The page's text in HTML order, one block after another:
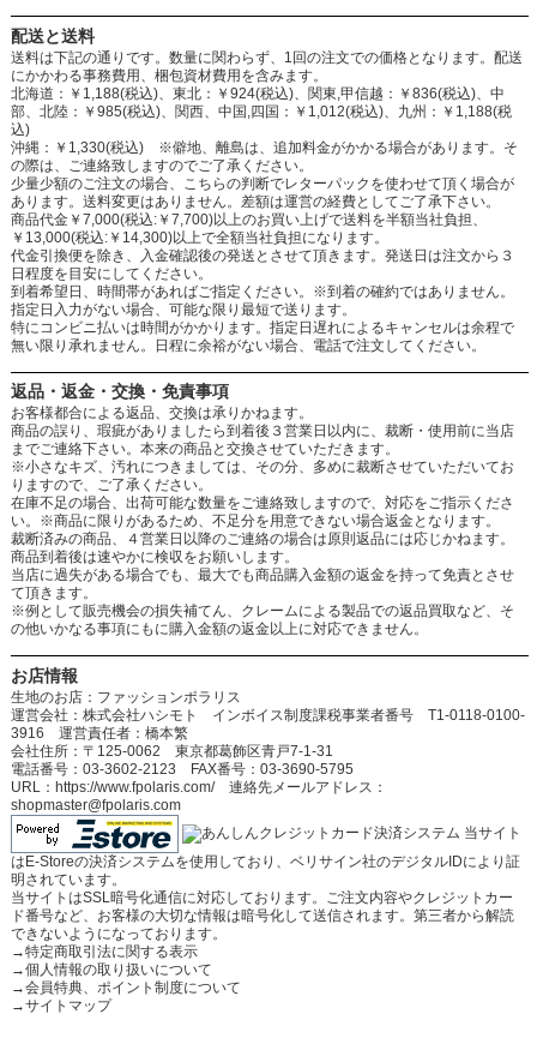
配送と送料
送料は下記の通りです。数量に関わらず、1回の注文での価格となります。配送
にかかわる事務費用、梱包資材費用を含みます。
北海道：￥1,188(税込)、東北：￥924(税込)、関東,甲信越：￥836(税込)、中
部、北陸：￥985(税込)、関西、中国,四国：￥1,012(税込)、九州：￥1,188(税
込)
沖縄：￥1,330(税込) ※僻地、離島は、追加料金がかかる場合があります。そ
の際は、ご連絡致しますのでご了承ください。
少量少額のご注文の場合、こちらの判断でレターパックを使わせて頂く場合が
あります。送料変更はありません。差額は運営の経費としてご了承下さい。
商品代金￥7,000(税込:￥7,700)以上のお買い上げで送料を半額当社負担、
￥13,000(税込:￥14,300)以上で全額当社負担になります。
代金引換便を除き、入金確認後の発送とさせて頂きます。発送日は注文から３
日程度を目安にしてください。
到着希望日、時間帯があればご指定ください。※到着の確約ではありません。
指定日入力がない場合、可能な限り最短で送ります。
特にコンビニ払いは時間がかかります。指定日遅れによるキャンセルは余程で
無い限り承れません。日程に余裕がない場合、電話で注文してください。
返品・返金・交換・免責事項
お客様都合による返品、交換は承りかねます。
商品の誤り、瑕疵がありましたら到着後３営業日以内に、裁断・使用前に当店
までご連絡下さい。本来の商品と交換させていただきます。
※小さなキズ、汚れにつきましては、その分、多めに裁断させていただいてお
りますので、ご了承ください。
在庫不足の場合、出荷可能な数量をご連絡致しますので、対応をご指示くださ
い。※商品に限りがあるため、不足分を用意できない場合返金となります。
裁断済みの商品、４営業日以降のご連絡の場合は原則返品には応じかねます。
商品到着後は速やかに検収をお願いします。
当店に過失がある場合でも、最大でも商品購入金額の返金を持って免責とさせ
て頂きます。
※例として販売機会の損失補てん、クレームによる製品での返品買取など、そ
の他いかなる事項にもに購入金額の返金以上に対応できません。
お店情報
生地のお店：ファッションポラリス
運営会社：株式会社ハシモト インボイス制度課税事業者番号 T1-0118-0100-
3916 運営責任者：橋本繁
会社住所：〒125-0062 東京都葛飾区青戸7-1-31
電話番号：03-3602-2123 FAX番号：03-3690-5795
URL：https://www.fpolaris.com/ 連絡先メールアドレス：
shopmaster@fpolaris.com
当サイト
はE-Storeの決済システムを使用しており、ベリサイン社のデジタルIDにより証
明されています。
当サイトはSSL暗号化通信に対応しております。ご注文内容やクレジットカー
ド番号など、お客様の大切な情報は暗号化して送信されます。第三者から解読
できないようになっております。
→特定商取引法に関する表示
→個人情報の取り扱いについて
→会員特典、ポイント制度について
→サイトマップ